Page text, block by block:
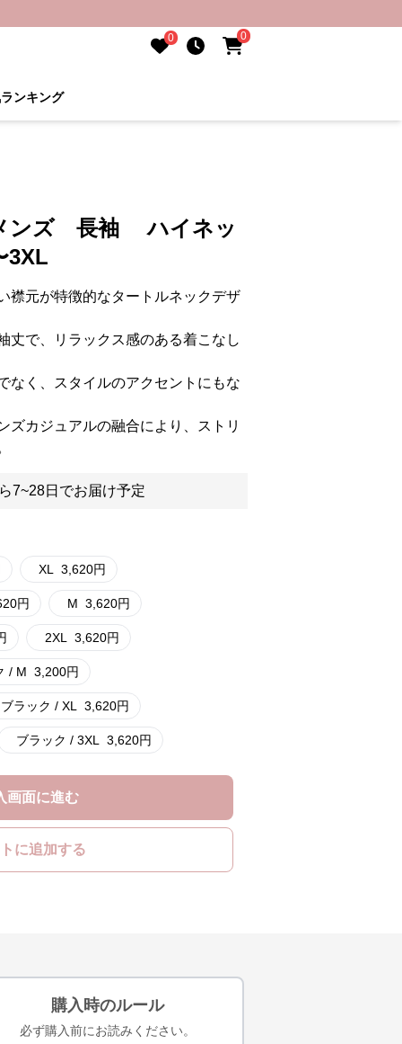
0 0
ランキング
ンズ 長袖 ハイネッ
3XL
襟元が特徴的なタートルネックデザ
丈で、リラックス感のある着こなし
なく、スタイルのアクセントにもな
ズカジュアルの融合により、ストリ
7~28日でお届け予定
XL 3,620円
円 M 3,620円
2XL 3,620円
/ M 3,200円
ブラック / XL 3,620円
ブラック / 3XL 3,620円
画面に進む
に追加する
購入時のルール
必ず購入前にお読みください。